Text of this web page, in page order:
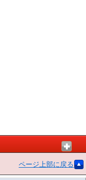
ページ上部に戻る